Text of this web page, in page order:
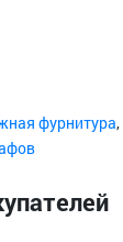
фурнитура,